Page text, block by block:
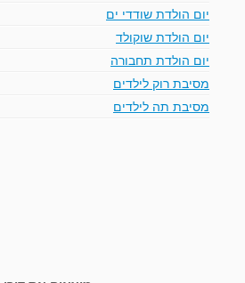
יום הולדת שודדי ים
יום הולדת שוקולד
יום הולדת תחבורה
מסיבת רוק לילדים
מסיבת תה לילדים